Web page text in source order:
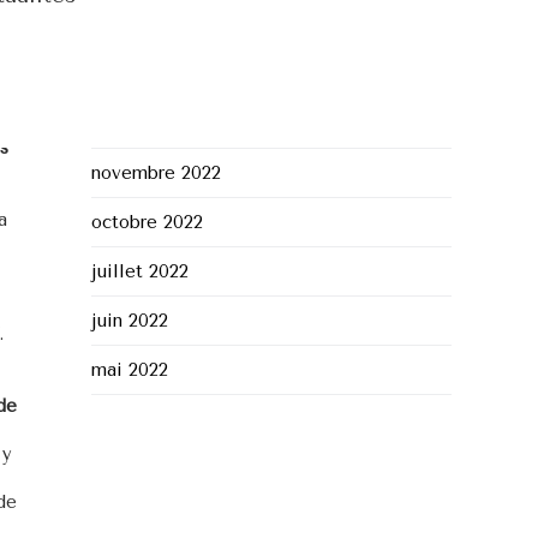
novembre 2022
octobre 2022
juillet 2022
juin 2022
mai 2022